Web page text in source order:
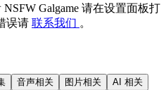
Galgame 请在设置面板打
误请 联系我们 。
音声相关 图片相关
AI 相关